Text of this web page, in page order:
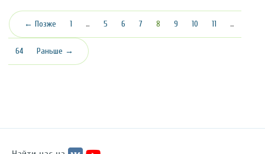
← Позже 1 … 5 6 7 8 (текущая)
9 10 11 …
64 Раньше →